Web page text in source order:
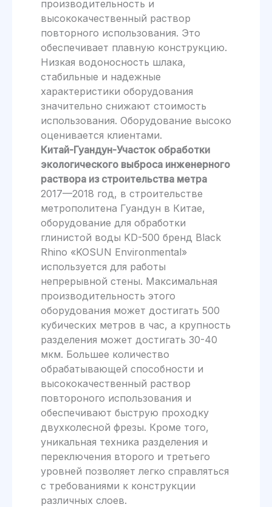
производительность и
высококачественный раствор
повторного использования. Это
обеспечивает плавную конструкцию.
Низкая водоносность шлака,
стабильные и надежные
характеристики оборудования
значительно снижают стоимость
использования. Оборудование высоко
оценивается клиентами.
Китай-Гуандун-Участок обработки
экологического выброса инженерного
раствора из строительства метра
2017—2018 год, в строительстве
метрополитена Гуандун в Китае,
оборудование для обработки
глинистой воды KD-500 бренд Black
Rhino «KOSUN Environmental»
используется для работы
непрерывной стены. Максимальная
производительность этого
оборудования может достигать 500
кубических метров в час, а крупность
разделения может достигать 30-40
мкм. Большее количество
обрабатывающей способности и
высококачественный раствор
повтороного использования и
обеспечивают быструю проходку
двухколесной фрезы. Кроме того,
уникальная техника разделения и
переключения второго и третьего
уровней позволяет легко справляться
с требованиями к конструкции
различных слоев.